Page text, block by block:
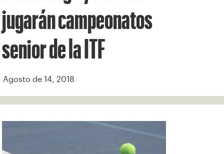
jugarán campeonatos
senior de la ITF
Agosto de 14, 2018